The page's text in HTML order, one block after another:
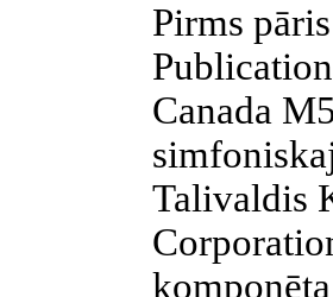
Pirms
Canada
Talivaldis